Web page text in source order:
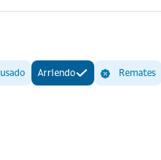
Arriendo Remates